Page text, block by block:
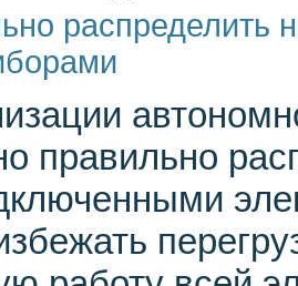
распределить
правильно